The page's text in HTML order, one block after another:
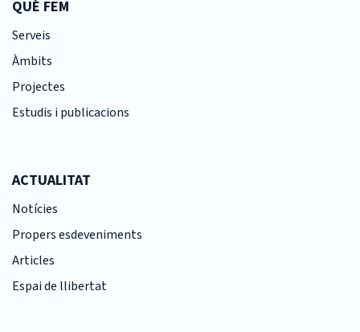
QUÈ FEM
Serveis
Àmbits
Projectes
Estudis i publicacions
ACTUALITAT
Notícies
Propers esdeveniments
Articles
Espai de llibertat